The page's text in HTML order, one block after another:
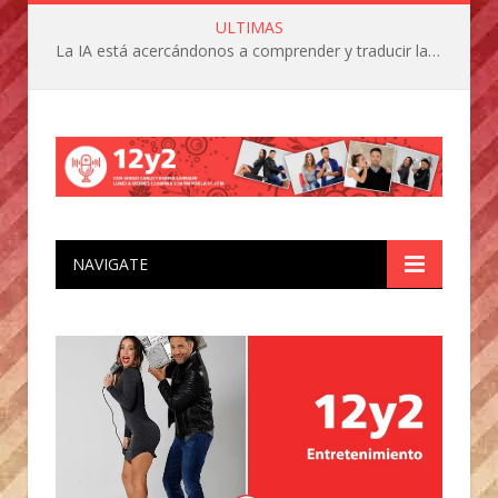
ULTIMAS
La IA está acercándonos a comprender y traducir las vocalizaciones y comportamientos de nuestras mascotas
NAVIGATE